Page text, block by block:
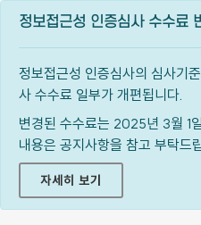
정보접근성 인증심사 수수료
정보접근성 인증심사의 심사기
사 수수료 일부가 개편됩니다.
변경된 수수료는 2025년 3월 1
내용은 공지사항을 참고 부탁드
자세히 보기